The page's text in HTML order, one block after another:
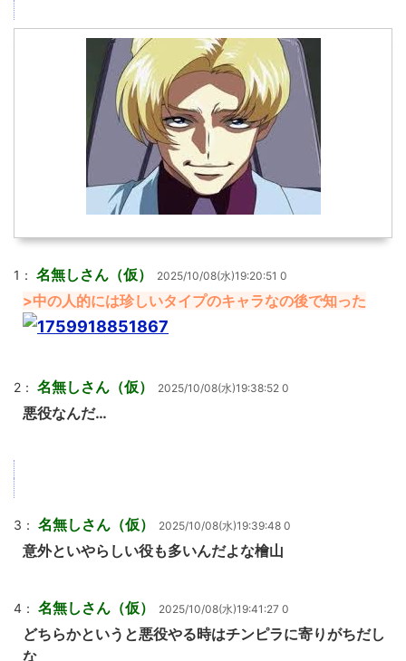
1： 名無しさん（仮） 2025/10/08(水)19:20:51 0
>中の人的には珍しいタイプのキャラなの後で知った
2： 名無しさん（仮） 2025/10/08(水)19:38:52 0
悪役なんだ…
3： 名無しさん（仮） 2025/10/08(水)19:39:48 0
意外といやらしい役も多いんだよな檜山
4： 名無しさん（仮） 2025/10/08(水)19:41:27 0
どちらかというと悪役やる時はチンピラに寄りがちだし
な